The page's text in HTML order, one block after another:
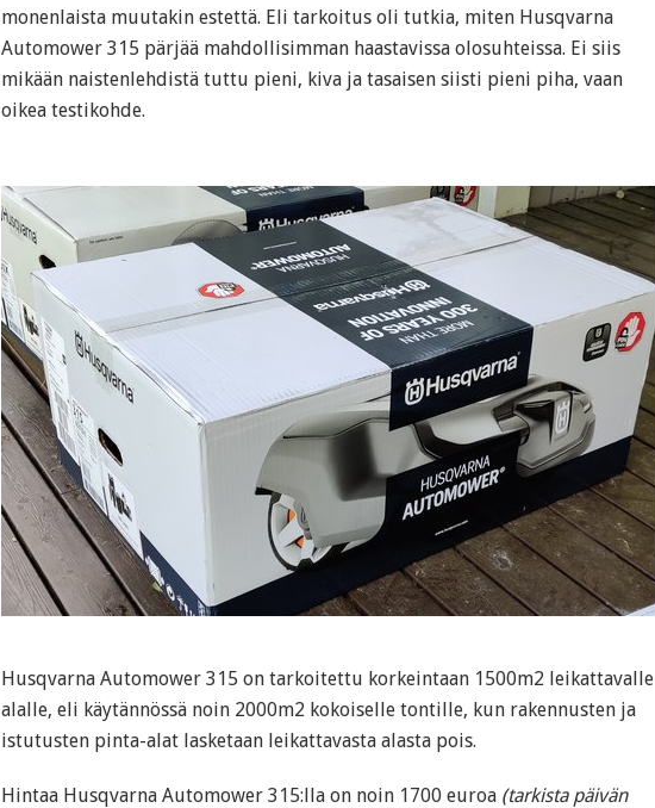
monenlaista muutakin estettä. Eli tarkoitus oli tutkia, miten Husqvarna
Automower 315 pärjää mahdollisimman haastavissa olosuhteissa. Ei siis
mikään naistenlehdistä tuttu pieni, kiva ja tasaisen siisti pieni piha, vaan
oikea testikohde.
Husqvarna Automower 315 on tarkoitettu korkeintaan 1500m2 leikattavalle
alalle, eli käytännössä noin 2000m2 kokoiselle tontille, kun rakennusten ja
istutusten pinta-alat lasketaan leikattavasta alasta pois.
Hintaa Husqvarna Automower 315:lla on noin 1700 euroa (tarkista päivän